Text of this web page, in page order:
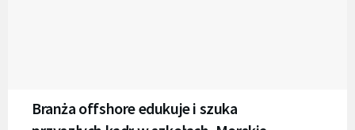
Branża offshore edukuje i szuka